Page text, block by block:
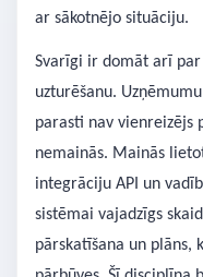
ar sākotnējo situāciju.
Svarīgi ir domāt arī
uzturēšanu.
parasti nav vienreizējs
nemainās. Mainās
integrāciju API un
sistēmai vajadzīgs
pārskatīšana un plāns,